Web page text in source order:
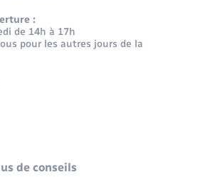
:
de 14h à 17h
pour les autres jours de la
de conseils